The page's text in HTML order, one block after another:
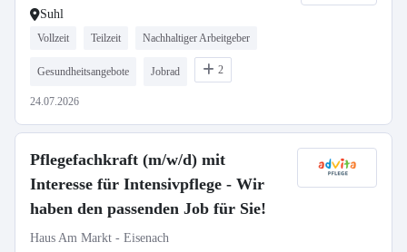
Suhl
Vollzeit Teilzeit Nachhaltiger Arbeitgeber
Gesundheitsangebote Jobrad 2
24.07.2026
Pflegefachkraft (m/w/d) mit
Interesse für Intensivpflege - Wir
haben den passenden Job für Sie!
Haus Am Markt - Eisenach